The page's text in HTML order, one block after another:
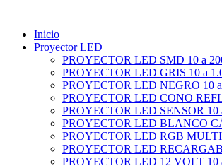
Inicio
Proyector LED
PROYECTOR LED SMD 10 a
PROYECTOR LED GRIS 10 a
PROYECTOR LED NEGRO 10
PROYECTOR LED CONO
PROYECTOR LED SENSOR 10
PROYECTOR LED BLANCO
PROYECTOR LED RGB
PROYECTOR LED
PROYECTOR LED 12 VOLT 10